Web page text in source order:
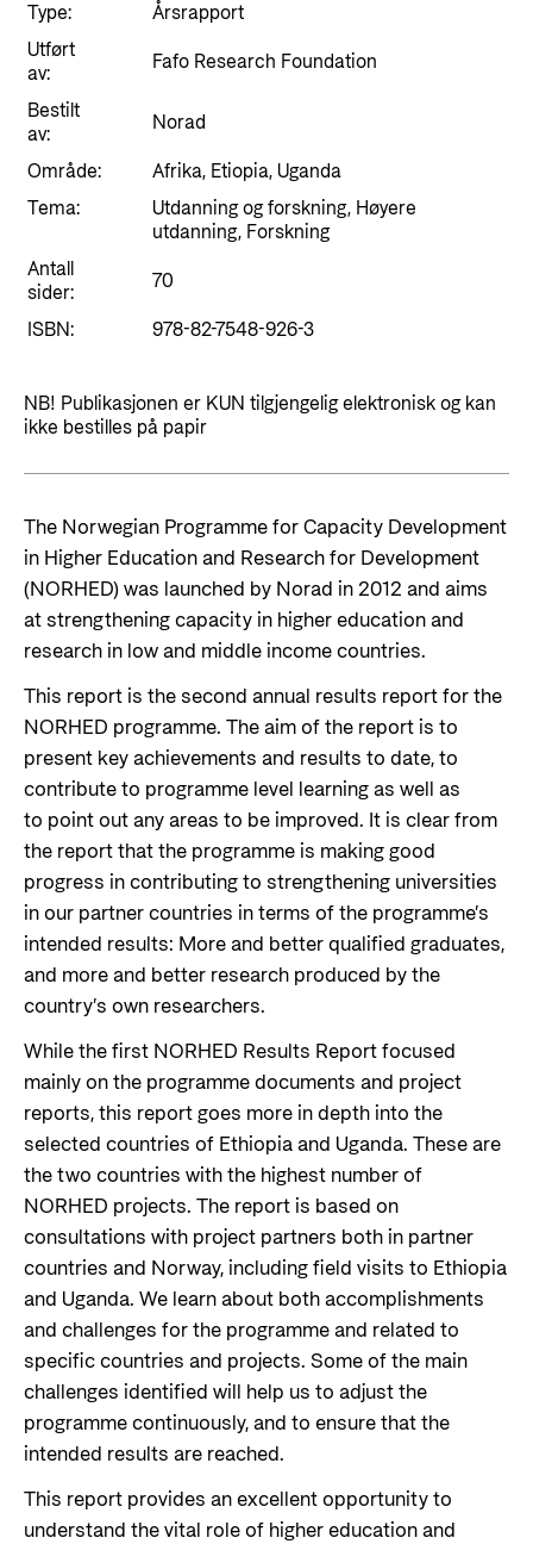
Styresett og økonomisk utvikling
For næringslivet
Statsgarantiordningen for investeringer i
fornybar energi
Nyttige lenker
Viktige dokumenter og lenker
Partnerfordeling
Evalueringer (Norec)
Kontakt
Kontakt oss
Norads Varslingstjeneste
Presse og media
Postjournal
Type:
Årsrapport
Utført
av:
Fafo Research Foundation
Bestilt
av:
Norad
Område:
Afrika, Etiopia, Uganda
Tema:
Utdanning og forskning, Høyere
utdanning, Forskning
Antall
sider:
70
ISBN:
978-82-7548-926-3
NB! Publikasjonen er KUN tilgjengelig elektronisk og kan
ikke bestilles på papir
The Norwegian Programme for Capacity Development
in Higher Education and Research for Development
(NORHED) was launched by Norad in 2012 and aims
at strengthening capacity in higher education and
research in low and middle income countries.
This report is the second annual results report for the
NORHED programme. The aim of the report is to
present key achievements and results to date, to
contribute to programme level learning as well as
to point out any areas to be improved. It is clear from
the report that the programme is making good
progress in contributing to strengthening universities
in our partner countries in terms of the programme’s
intended results: More and better qualified graduates,
and more and better research produced by the
country’s own researchers.
While the first NORHED Results Report focused
mainly on the programme documents and project
reports, this report goes more in depth into the
selected countries of Ethiopia and Uganda. These are
the two countries with the highest number of
NORHED projects. The report is based on
consultations with project partners both in partner
countries and Norway, including field visits to Ethiopia
and Uganda. We learn about both accomplishments
and challenges for the programme and related to
specific countries and projects. Some of the main
challenges identified will help us to adjust the
programme continuously, and to ensure that the
intended results are reached.
This report provides an excellent opportunity to
understand the vital role of higher education and